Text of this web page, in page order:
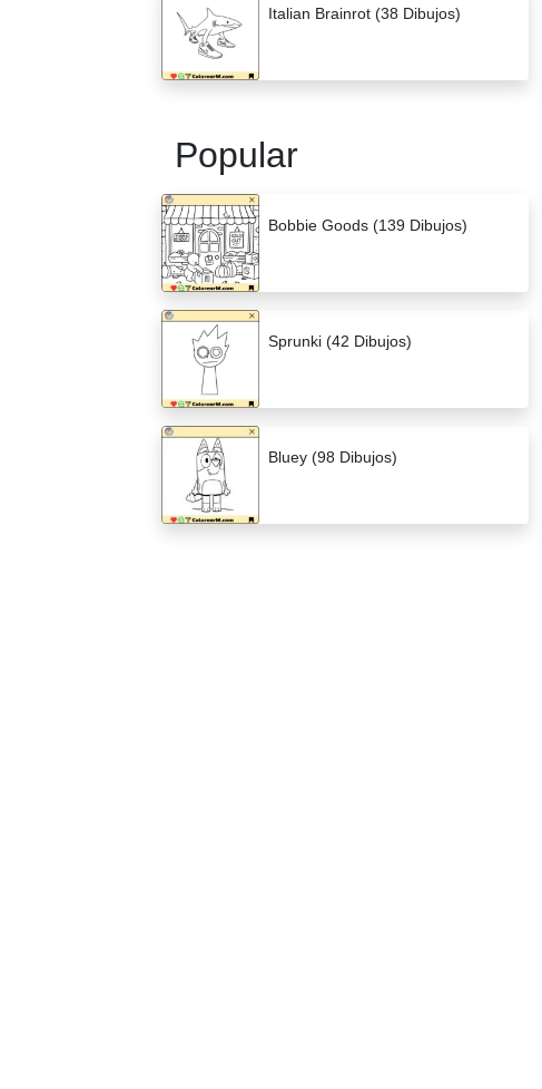
Italian Brainrot (38 Dibujos)
Popular
Bobbie Goods (139 Dibujos)
Sprunki (42 Dibujos)
Bluey (98 Dibujos)